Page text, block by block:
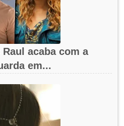
acaba com a
em...